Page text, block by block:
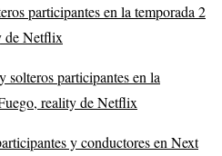
participantes en la temporada 2
de Netflix
solteros participantes en la
reality de Netflix
y conductores en Next